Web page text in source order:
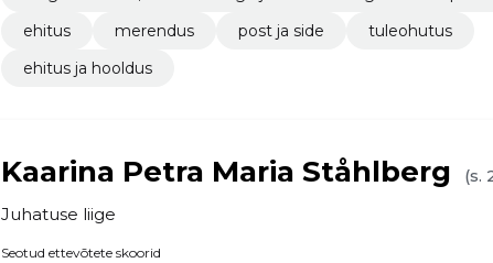
ehitus
merendus post ja side
tuleohutus
ehitus ja hooldus
Kaarina Petra Maria Ståhlberg
(s.
Juhatuse liige
Seotud ettevõtete skoorid